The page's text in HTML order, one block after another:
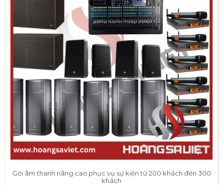
Gói âm thanh nâng cao phục vụ sự kiện từ 200 khách đến 300
khách